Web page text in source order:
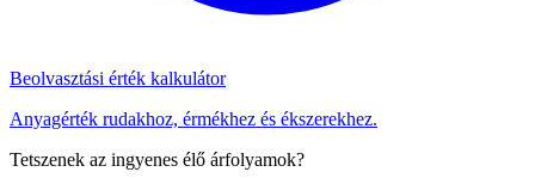
Beolvasztási érték kalkulátor
Anyagérték rudakhoz, érmékhez és ékszerekhez.
Tetszenek az ingyenes élő árfolyamok?